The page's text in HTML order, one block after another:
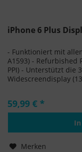
iPhone 6 Plus
- Funktioniert mit
A1593) - Refurbished
PPI) - Unterstützt die
Widescreendisplay
59,99 € *
Merken